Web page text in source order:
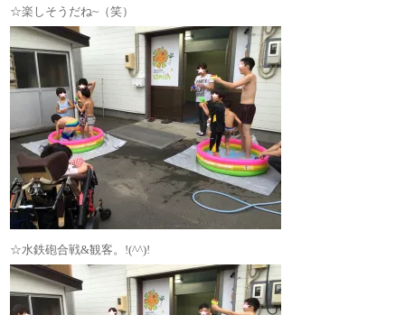
☆楽しそうだね~（笑）
☆水鉄砲合戦&観客。!(^^)!